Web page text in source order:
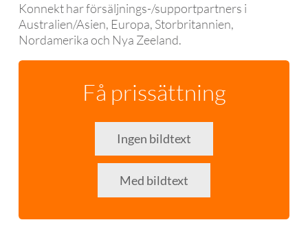
Konnekt har försäljnings-/supportpartners i
Australien/Asien, Europa, Storbritannien,
Nordamerika och Nya Zeeland.
Få prissättning
Ingen bildtext
Med bildtext